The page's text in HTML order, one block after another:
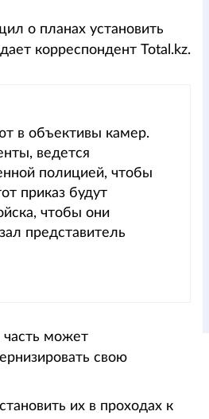
о планах установить
корреспондент Total.kz.
в объективы камер.
ведется
полицией, чтобы
приказ будут
чтобы они
представитель
часть может
свою
их в проходах к